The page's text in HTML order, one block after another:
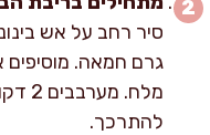
להתרכך.